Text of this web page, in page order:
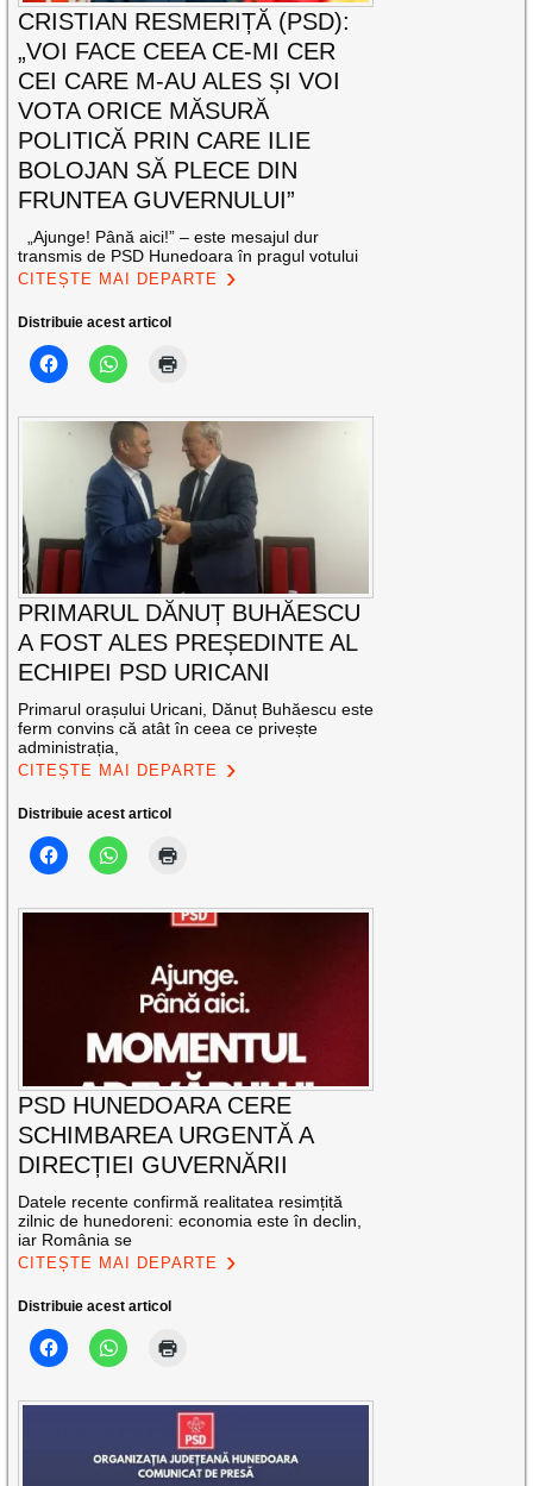
CRISTIAN RESMERIȚĂ (PSD):
„VOI FACE CEEA CE-MI CER
CEI CARE M-AU ALES ȘI VOI
VOTA ORICE MĂSURĂ
POLITICĂ PRIN CARE ILIE
BOLOJAN SĂ PLECE DIN
FRUNTEA GUVERNULUI”
„Ajunge! Până aici!” – este mesajul dur
transmis de PSD Hunedoara în pragul votului
CITEȘTE MAI DEPARTE
Distribuie acest articol
PRIMARUL DĂNUȚ BUHĂESCU
A FOST ALES PREȘEDINTE AL
ECHIPEI PSD URICANI
Primarul orașului Uricani, Dănuț Buhăescu este
ferm convins că atât în ceea ce privește
administrația,
CITEȘTE MAI DEPARTE
Distribuie acest articol
PSD HUNEDOARA CERE
SCHIMBAREA URGENTĂ A
DIRECȚIEI GUVERNĂRII
Datele recente confirmă realitatea resimțită
zilnic de hunedoreni: economia este în declin,
iar România se
CITEȘTE MAI DEPARTE
Distribuie acest articol